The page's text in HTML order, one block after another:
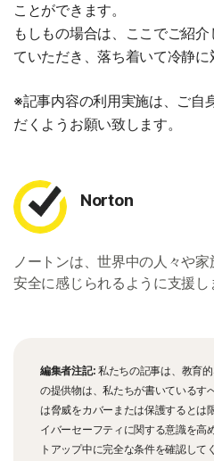
ことができます。
もしもの場合は、ここでご紹
ていただき、落ち着いて冷静に
※記事内容の利用実施は、ご自
だくようお願い致します。
Norton
ノートンは、世界中の人々や
安全に感じられるように支援し
編集者注記: 私たちの記事は、教育
の提供物は、私たちが書いているす
は脅威をカバーまたは保護するとは
イバーセーフティに関する意識を高
トアップ中に完全な条件を確認して